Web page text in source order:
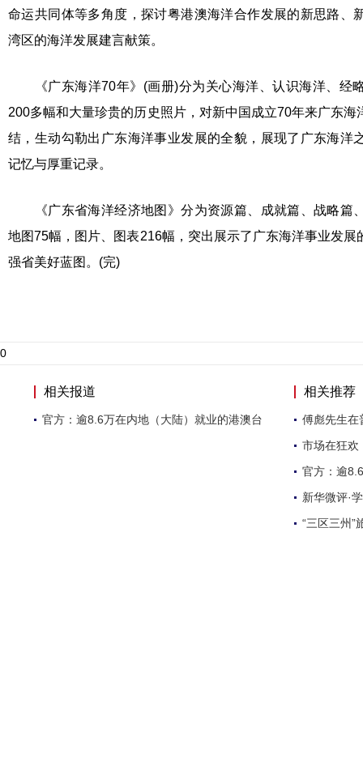
命运共同体等多角度，探讨粤港澳海洋合作发展的新思路、
湾区的海洋发展建言献策。
《广东海洋70年》(画册)分为关心海洋、认识海洋、经
200多幅和大量珍贵的历史照片，对新中国成立70年来广东
结，生动勾勒出广东海洋事业发展的全貌，展现了广东海洋
记忆与厚重记录。
《广东省海洋经济地图》分为资源篇、成就篇、战略篇
地图75幅，图片、图表216幅，突出展示了广东海洋事业发展
强省美好蓝图。(完)
0
相关报道
官方：逾8.6万在内地（大陆）就业的港澳台
相关推荐
傅彪先生在
市场在狂欢
官方：逾
新华微评·
“三区三州”